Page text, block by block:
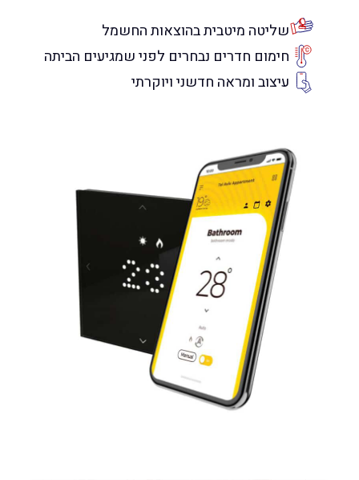
שליטה מיטבית בהוצאות החשמל
חימום חדרים נבחרים לפני שמגיעים הביתה
עיצוב ומראה חדשני ויוקרתי